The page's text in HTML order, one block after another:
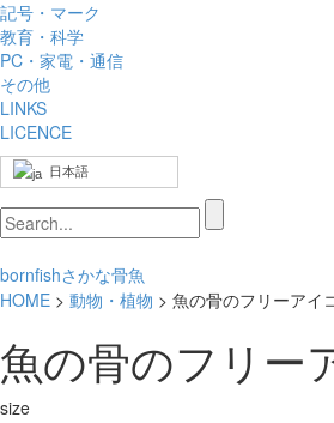
記号・マーク
教育・科学
PC・家電・通信
その他
LINKS
LICENCE
日本語
bornfishさかな骨魚
HOME > 動物・植物 > 魚の骨のフリーアイ
魚の骨のフリー
size